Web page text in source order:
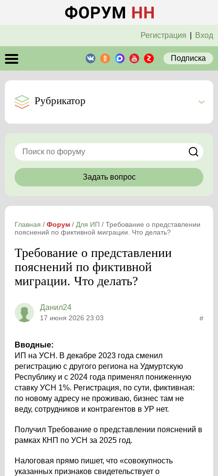
Регистрация Вход
Подписка
Рубрикатор
Задать вопрос
Главная / Форум / Для ИП / Требование о представлении
пояснений по фиктивной миграции. Что делать?
Требование о представлении
пояснений по фиктивной
миграции. Что делать?
Данил24
17 июня 2026 23:03 #
Вводные:
ИП на УСН. В декабре 2023 года сменил
регистрацию с другого региона на Удмуртскую
Республику и с 2024 года применял пониженную
ставку УСН 1%. Регистрация, по сути, фиктивная:
по новому адресу не проживаю, бизнес там не
веду, сотрудников и контрагентов в УР нет.
Получил Требование о представлении пояснений в
рамках КНП по УСН за 2025 год.
Налоговая прямо пишет, что «совокупность
указанных признаков свидетельствует о